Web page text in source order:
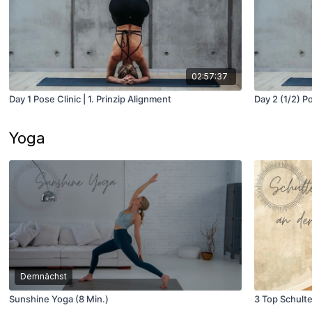
02:57:37
Day 1 Pose Clinic | 1. Prinzip Alignment Day 2 (1/2)
Yoga
Demnächst
Sunshine Yoga (8 Min.) 3 Top